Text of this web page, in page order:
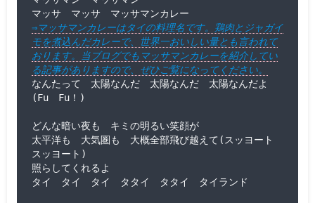
⇒マッサマンカレーはタイの料理名です。鶏肉とジャガイ
モを煮込んだカレーで、世界一おいしい量とも言われて
おります。当ブログでもマッサマンカレーを紹介してい
る記事がありますので、ぜひご覧になってください。
なんたって　太陽なんだ　太陽なんだ　太陽なんだよ
(Fu　Fu！)
どんな暗い夜も　キミの明るい笑顔が
太平洋も　大気圏も　大概全部飛び越えて(スッヨート
スッヨート)
照らしてくれるよ
タイ　タイ　タイ　タタイ　タタイ　タイランド